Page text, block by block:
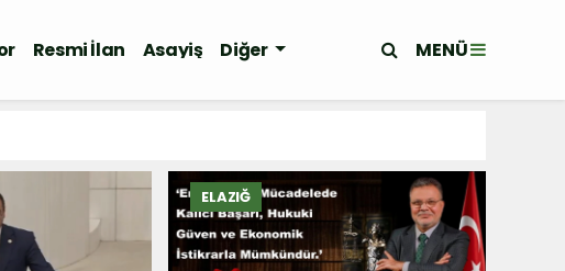
Resmi İlan Asayiş Diğer MENÜ
ELAZIĞ